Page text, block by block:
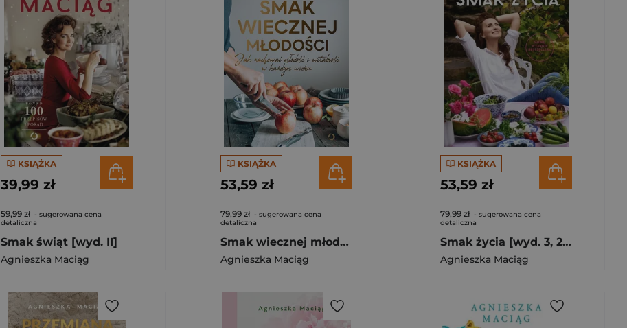
KSIĄŻKA
39,99 zł
59,99 zł - sugerowana cena
detaliczna
Smak świąt [wyd. II]
Agnieszka Maciąg
KSIĄŻKA
53,59 zł
79,99 zł - sugerowana cena
detaliczna
Smak wiecznej młodości. Jak zachować młodość i witalność w każdym wieku [wyd. 2, 2025]
Agnieszka Maciąg
KSIĄŻKA
53,59 zł
79,99 zł - sugerowana cena
detaliczna
Smak życia [wyd. 3, 2023]
Agnieszka Maciąg